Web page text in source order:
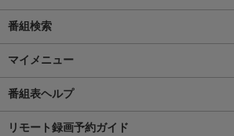
番組検索
マイメニュー
番組表ヘルプ
リモート録画予約ガイド